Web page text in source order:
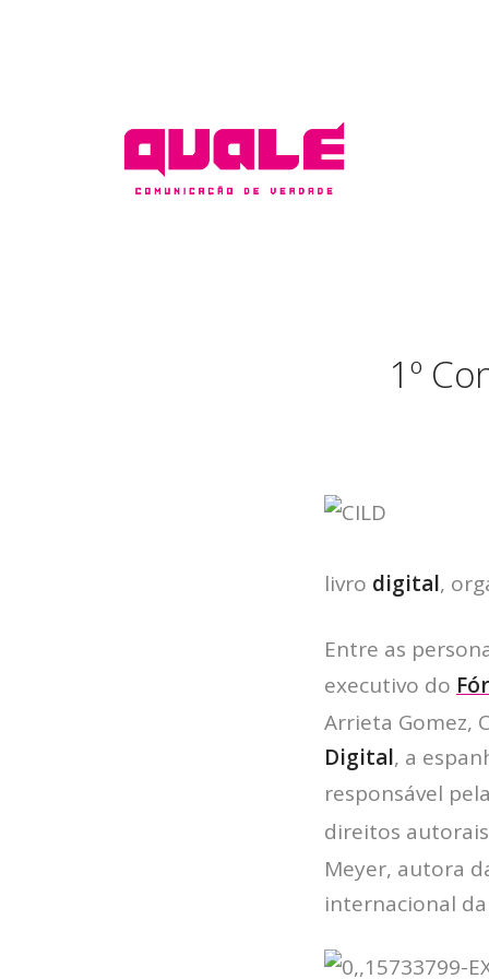
1º
livro digital,
Entre as
executivo do
Arrieta Gomez,
Digital, a
responsável
direitos
Meyer, autora
internacional